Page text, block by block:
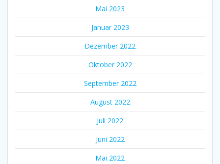
Mai 2023
Januar 2023
Dezember 2022
Oktober 2022
September 2022
August 2022
Juli 2022
Juni 2022
Mai 2022